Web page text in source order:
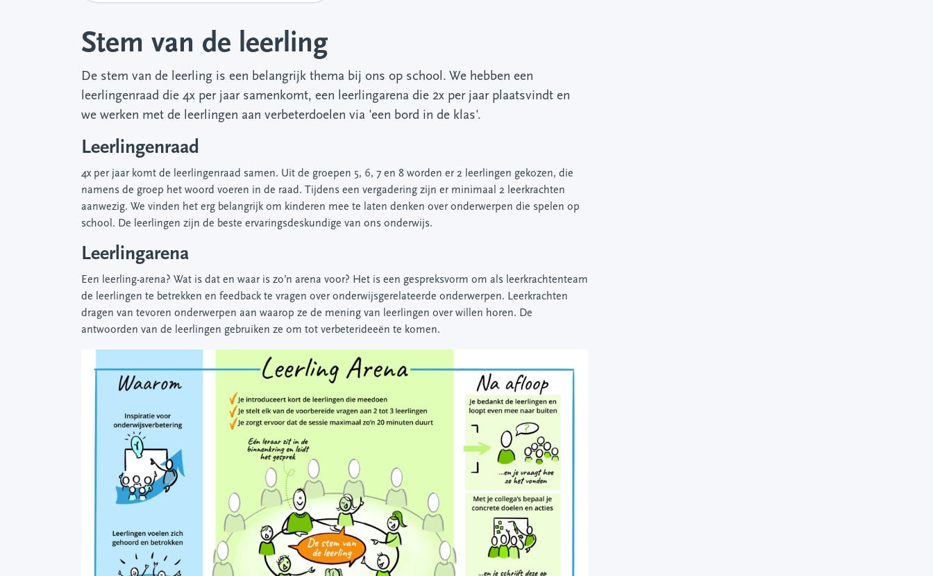
Stem van de leerling
De stem van de leerling is een belangrijk thema bij ons op school. We hebben een
leerlingenraad die 4x per jaar samenkomt, een leerlingarena die 2x per jaar plaatsvindt en
we werken met de leerlingen aan verbeterdoelen via 'een bord in de klas'.
Leerlingenraad
4x per jaar komt de leerlingenraad samen. Uit de groepen 5, 6, 7 en 8 worden er 2 leerlingen gekozen, die
namens de groep het woord voeren in de raad. Tijdens een vergadering zijn er minimaal 2 leerkrachten
aanwezig. We vinden het erg belangrijk om kinderen mee te laten denken over onderwerpen die spelen op
school. De leerlingen zijn de beste ervaringsdeskundige van ons onderwijs.
Leerlingarena
Een leerling-arena? Wat is dat en waar is zo’n arena voor? Het is een gespreksvorm om als leerkrachtenteam
de leerlingen te betrekken en feedback te vragen over onderwijsgerelateerde onderwerpen. Leerkrachten
dragen van tevoren onderwerpen aan waarop ze de mening van leerlingen over willen horen. De
antwoorden van de leerlingen gebruiken ze om tot verbeterideeën te komen.